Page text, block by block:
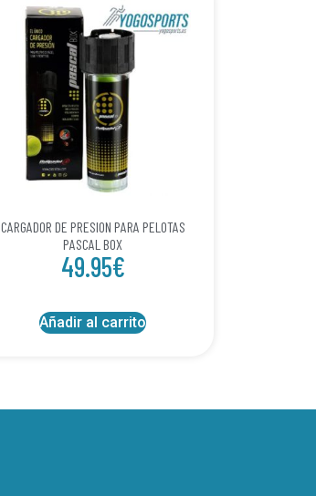
CARGADOR DE PRESION PARA PELOTAS
PASCAL BOX
49.95€
Añadir al carrito